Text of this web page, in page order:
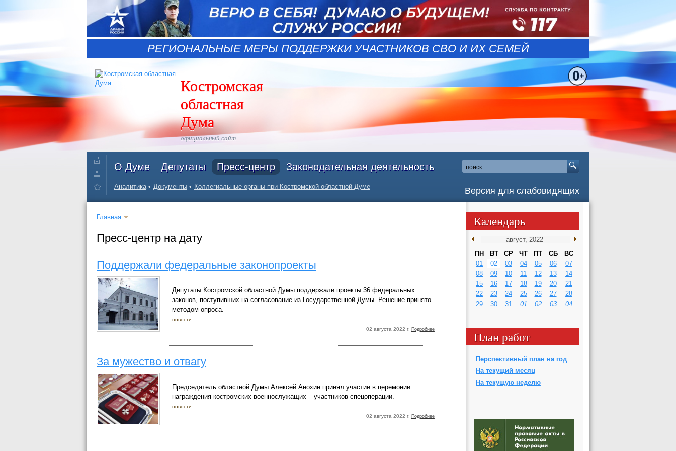
РЕГИОНАЛЬНЫЕ МЕРЫ ПОДДЕРЖКИ УЧАСТНИКОВ СВО И ИХ СЕМЕЙ
Костромская
областная
Дума
официальный сайт
Версия для слабовидящих
О Думе Депутаты Пресс-центр Законодательная деятельность
Аналитика Документы Коллегиальные органы при Костромской областной Думе
Главная
Пресс-центр на дату
Поддержали федеральные законопроекты
Депутаты Костромской областной Думы поддержали проекты 36 федеральных
законов, поступивших на согласование из Государственной Думы. Решение принято
методом опроса.
новости
02 августа 2022 г. Подробнее
За мужество и отвагу
Председатель областной Думы Алексей Анохин принял участие в церемонии
награждения костромских военнослужащих – участников спецоперации.
новости
02 августа 2022 г. Подробнее
Календарь
ПН ВТ СР ЧТ ПТ СБ
ВС
01
02 03 04 05 06
07
08
09 10 11 12 13
14
15
16 17 18 19 20
21
22
23 24 25 26 27
28
29
30 31 01 02 03 04
План работ
Перспективный план на год
На текущий месяц
На текущую неделю